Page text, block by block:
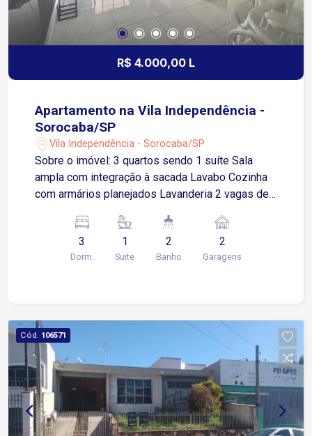
R$ 4.000,00 L
Apartamento na Vila Independência -
Sorocaba/SP
Vila Independência - Sorocaba/SP
Sobre o imóvel: 3 quartos sendo 1 suíte Sala
ampla com integração à sacada Lavabo Cozinha
com armários planejados Lavanderia 2 vagas de
porcelanato branco polido em todos os
ambientes conferindo sofisticação Ar
condicionado inverter na sala e suíte oferecendo
livre Localizado na Vila Independência em região
estratégica com fácil acesso às principais vias
da cidade A 2 minutos da Avenida General
Carneiro facilitando deslocamento rápido A 4
minutos da Avenida Dr Afonso Vergueiro
importante corredor urbano com ampla oferta de
serviços A 5 minutos das Avenidas Barão de
3
Dorm.
1
Suite
2
Banho
2
Garagens
Cód. 106571